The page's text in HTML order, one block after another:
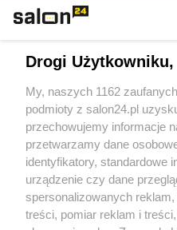
Sport
Społeczeństwo
Kultura
Drogi Użytkowniku,
My, naszych 1162
podmioty z salon24.pl
przechowujemy informacje
przetwarzamy dane
identyfikatory, standardowe
urządzenie czy dane
spersonalizowanych
treści, pomiar reklam i